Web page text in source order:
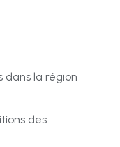
dans la région
des